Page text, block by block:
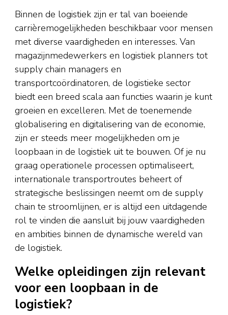
Binnen de logistiek zijn er tal van boeiende
carrièremogelijkheden beschikbaar voor mensen
met diverse vaardigheden en interesses. Van
magazijnmedewerkers en logistiek planners tot
supply chain managers en
transportcoördinatoren, de logistieke sector
biedt een breed scala aan functies waarin je kunt
groeien en excelleren. Met de toenemende
globalisering en digitalisering van de economie,
zijn er steeds meer mogelijkheden om je
loopbaan in de logistiek uit te bouwen. Of je nu
graag operationele processen optimaliseert,
internationale transportroutes beheert of
strategische beslissingen neemt om de supply
chain te stroomlijnen, er is altijd een uitdagende
rol te vinden die aansluit bij jouw vaardigheden
en ambities binnen de dynamische wereld van
de logistiek.
Welke opleidingen zijn relevant
voor een loopbaan in de
logistiek?